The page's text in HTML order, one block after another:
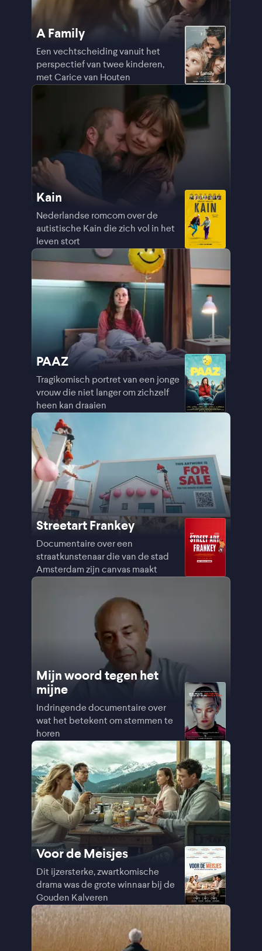
A Family
Een vechtscheiding vanuit het
perspectief van twee kinderen,
met Carice van Houten
Kain
Nederlandse romcom over de
autistische Kain die zich vol in het
leven stort
PAAZ
Tragikomisch portret van een jonge
vrouw die niet langer om zichzelf
heen kan draaien
Streetart Frankey
Documentaire over een
straatkunstenaar die van de stad
Amsterdam zijn canvas maakt
Mijn woord tegen het
mijne
Indringende documentaire over
wat het betekent om stemmen te
horen
Voor de Meisjes
Dit ijzersterke, zwartkomische
drama was de grote winnaar bij de
Gouden Kalveren